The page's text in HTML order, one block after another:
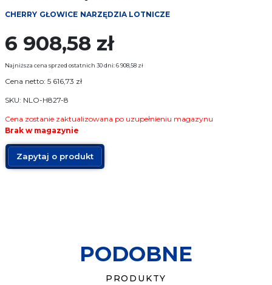
Narzędzia pomiarowe
Narzędzia mocujące
Producenci
Sklep
O Firmie
FAQ
CHERRY GŁOWICE NARZĘDZIA LOTNICZE
6 908,58 zł
Najniższa cena sprzed ostatnich 30 dni:6 908,58 zł
Cena netto: 5 616,73 zł
SKU: NLO-H827-8
Cena zostanie zaktualizowana po uzupełnieniu magazynu
Brak w magazynie
Zapytaj o produkt
PODOBNE
PRODUKTY